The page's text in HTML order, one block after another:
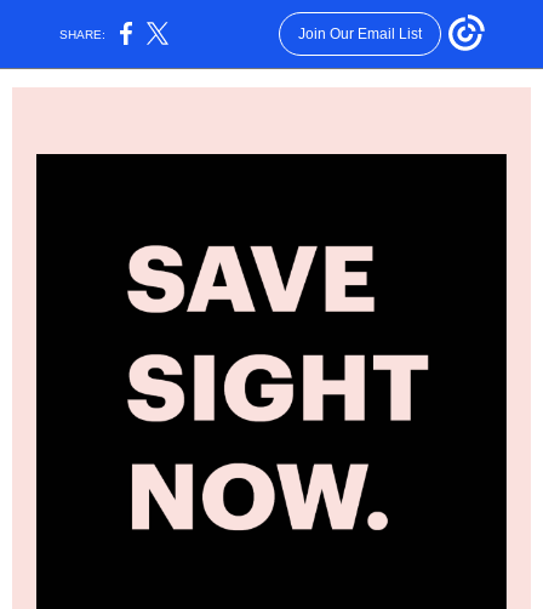
SHARE: Join Our Email List